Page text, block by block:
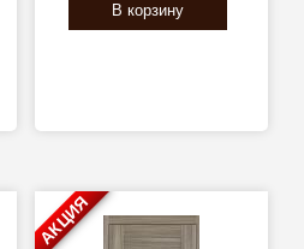
В корзину
АКЦИЯ